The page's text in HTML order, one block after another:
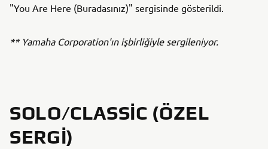
"You Are Here (Buradasınız)" sergisinde gösterildi.
** Yamaha Corporation'ın işbirliğiyle sergileniyor.
SOLO/CLASSIC (ÖZEL
SERGI)